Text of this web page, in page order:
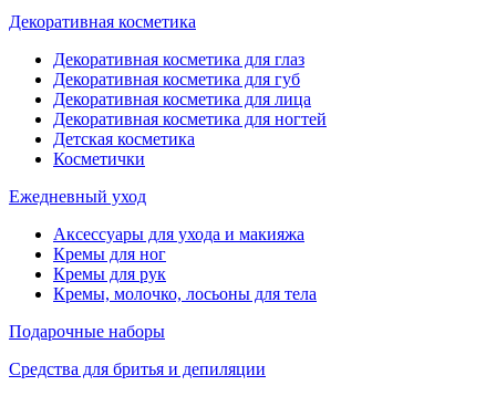
Декоративная косметика
Декоративная косметика для глаз
Декоративная косметика для губ
Декоративная косметика для лица
Декоративная косметика для ногтей
Детская косметика
Косметички
Ежедневный уход
Аксессуары для ухода и макияжа
Кремы для ног
Кремы для рук
Кремы, молочко, лосьоны для тела
Подарочные наборы
Средства для бритья и депиляции